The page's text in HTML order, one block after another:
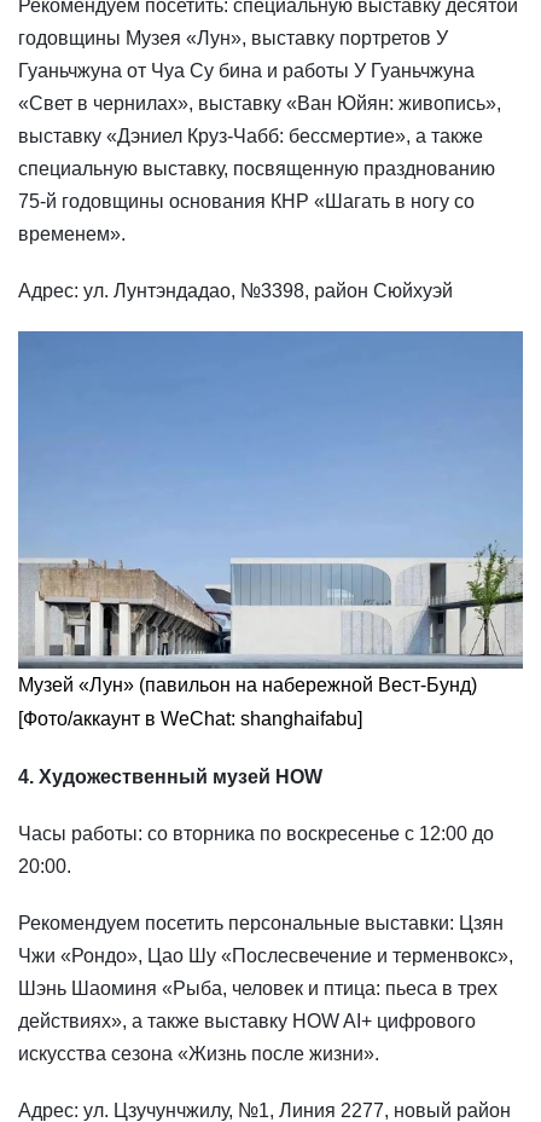
Рекомендуем посетить: специальную выставку десятой
годовщины Музея «Лун», выставку портретов У
Гуаньчжуна от Чуа Су бина и работы У Гуаньчжуна
«Свет в чернилах», выставку «Ван Юйян: живопись»,
выставку «Дэниел Круз-Чабб: бессмертие», а также
специальную выставку, посвященную празднованию
75-й годовщины основания КНР «Шагать в ногу со
временем».
Адрес: ул. Лунтэндадао, №3398, район Сюйхуэй
Музей «Лун» (павильон на набережной Вест-Бунд)
[Фото/аккаунт в WeChat: shanghaifabu]
4. Художественный музей HOW
Часы работы: со вторника по воскресенье с 12:00 до
20:00.
Рекомендуем посетить персональные выставки: Цзян
Чжи «Рондо», Цао Шу «Послесвечение и терменвокс»,
Шэнь Шаоминя «Рыба, человек и птица: пьеса в трех
действиях», а также выставку HOW AI+ цифрового
искусства сезона «Жизнь после жизни».
Адрес: ул. Цзучунчжилу, №1, Линия 2277, новый район